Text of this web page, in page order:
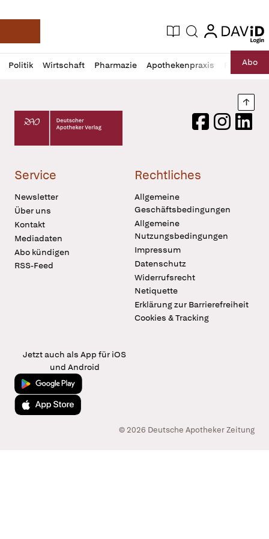
Deutsche Apotheker Zeitung
Aktuelle Ausgabe
Suche login
login
Politik Wirtschaft Pharmazie Apothekenpraxis RechtAbo
Profil
öffnen
Daz
Pur
Deutscher Apotheker Verlag Logo
FacebookInstagram
Service
Newsletter
Über uns
Kontakt
Mediadaten
Abo kündigen
RSS-Feed
Rechtliches
Allgemeine
Geschäftsbedingungen
Allgemeine
Nutzungsbedingungen
Impressum
Datenschutz
Widerrufsrecht
Netiquette
Erklärung zur Barrierefreiheit
Cookies & Tracking
Jetzt auch als App für iOS
und Android
Jetzt bei Google Play
Laden im App Store
© 2026 Deutsche Apotheker Zeitung